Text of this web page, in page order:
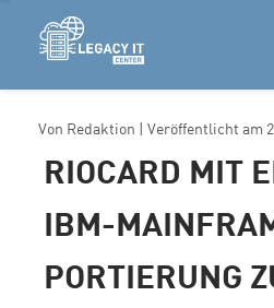
Von Redaktion | Veröffentlicht am
RIOCARD MIT
IBM-
PORTIERUNG